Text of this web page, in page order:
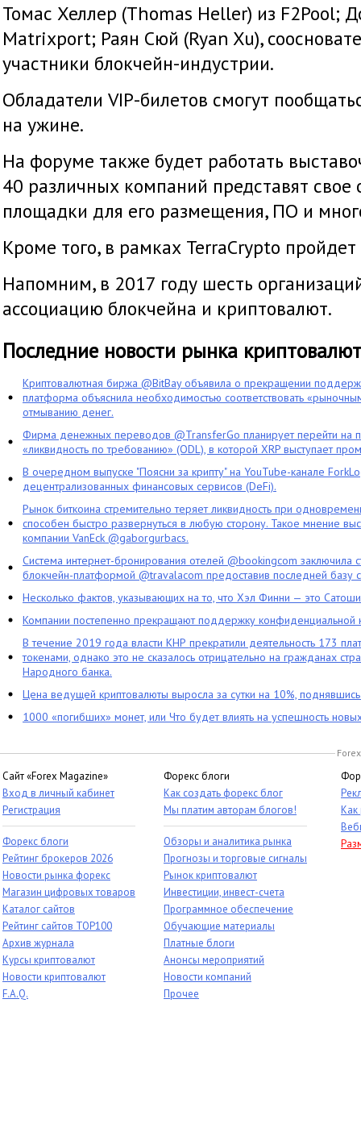
Томас Хеллер (Thomas Heller) из F2Pool;
Matrixport; Раян Сюй (Ryan Xu),
участники блокчейн-индустрии.
Обладатели VIP-билетов смогут
на ужине.
На форуме также будет работать
40 различных компаний представят свое
площадки для его размещения, ПО и
Кроме того, в рамках TerraCrypto
Напомним, в 2017 году шесть
ассоциацию блокчейна и криптовалют.
Последние новости рынка криптовалют
Криптовалютная биржа @BitBay объявила о прекращении
платформа объяснила необходимостью соответствовать
отмыванию денег.
Фирма денежных переводов @TransferGo планирует перейти на
«ликвидность по требованию» (ODL), в которой XRP выступает
В очередном выпуске "Поясни за крипту" на YouTube-канале
децентрализованных финансовых сервисов (DeFi).
Рынок биткоина стремительно теряет ликвидность при
способен быстро развернуться в любую сторону. Такое мнение
компании VanEck @gaborgurbacs.
Система интернет-бронирования отелей @bookingcom заключила
блокчейн-платформой @travalacom предоставив последней базу
Несколько фактов, указывающих на то, что Хэл Финни — это
Компании постепенно прекращают поддержку конфиденциальной
В течение 2019 года власти КНР прекратили деятельность 173
токенами, однако это не сказалось отрицательно на гражданах
Народного банка.
Цена ведущей криптовалюты выросла за сутки на 10%,
1000 «погибших» монет, или Что будет влиять на успешность
Сайт «Forex Magazine»
Вход в личный кабинет
Регистрация
Форекс блоги
Рейтинг брокеров 2026
Новости рынка форекс
Магазин цифровых товаров
Каталог сайтов
Рейтинг сайтов TOP100
Архив журнала
Курсы криптовалют
Новости криптовалют
F.A.Q.
Форекс блоги
Как создать форекс блог
Мы платим авторам блогов!
Обзоры и аналитика рынка
Прогнозы и торговые сигналы
Рынок криптовалют
Инвестиции, инвест-счета
Программное обеспечение
Обучающие материалы
Платные блоги
Анонсы мероприятий
Новости компаний
Прочее
Как